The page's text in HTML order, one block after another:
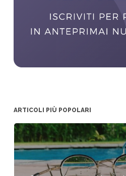
ARTICOLI PIÙ POPOLARI